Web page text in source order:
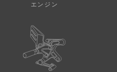
エンジン